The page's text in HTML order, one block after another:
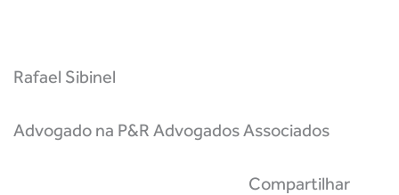
Rafael Sibinel
Advogado na P&R Advogados Associados
Compartilhar